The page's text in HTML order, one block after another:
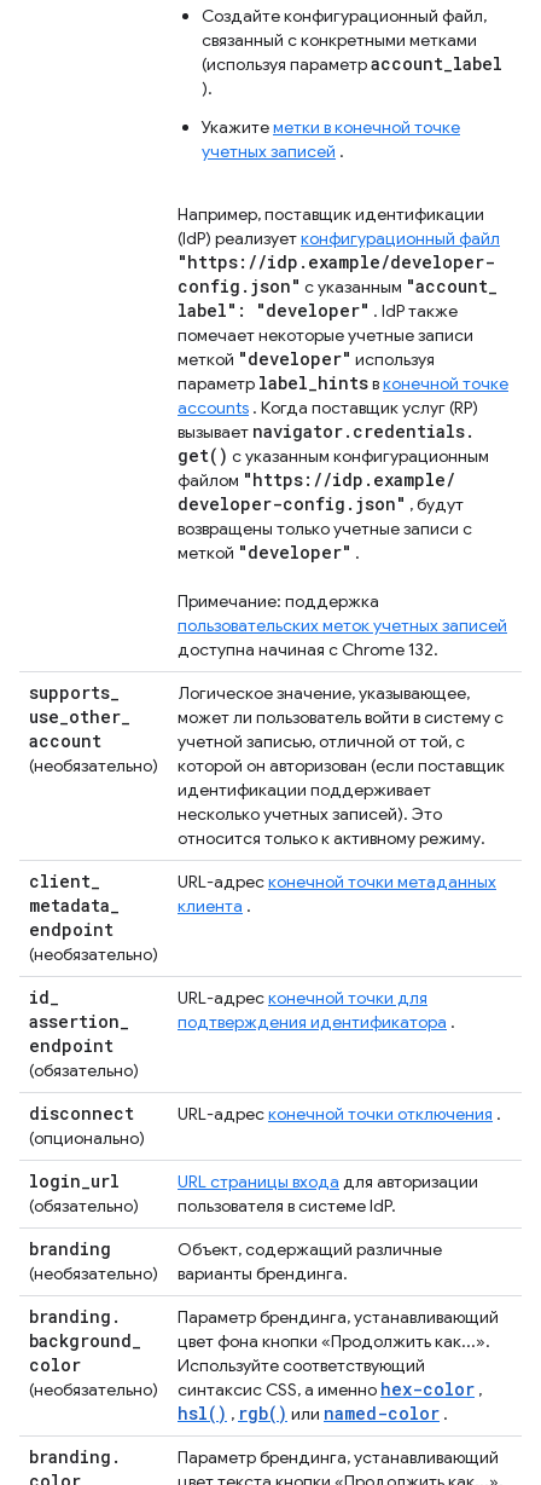
Создайте конфигурационный файл,
связанный с конкретными метками
(используя параметрaccount_label
).
Укажитеметки в конечной точке
учетных записей .
Например, поставщик идентификации
(IdP) реализуетконфигурационный файл
"https: //idp . example/developer-
config . json" с указанным "account_
label": "developer" . IdP также
помечает некоторые учетные записи
меткой "developer" используя
параметр label_hintsвконечной точке
accounts . Когда поставщик услуг (RP)
вызывает navigator. credentials.
get( ) с указанным конфигурационным
файлом "https: //idp . example/
developer-config . json" , будут
возвращены только учетные записи с
меткой "developer" .
Примечание: поддержка
пользовательских меток учетных записей
доступна начиная с Chrome 132.
supports_
use_other_
account
(необязательно)
Логическое значение, указывающее,
может ли пользователь войти в систему с
учетной записью, отличной от той, с
которой он авторизован (если поставщик
идентификации поддерживает
несколько учетных записей). Это
относится только к активному режиму.
client_
metadata_
endpoint
(необязательно)
URL-адресконечной точки метаданных
клиента .
id_
assertion_
endpoint
(обязательно)
URL-адресконечной точки для
подтверждения идентификатора .
disconnect
(опционально)
URL-адресконечной точки отключения .
login_url
(обязательно)
URL страницы входа для авторизации
пользователя в системе IdP.
branding
(необязательно)
Объект, содержащий различные
варианты брендинга.
branding .
background_
color
(необязательно)
Параметр брендинга, устанавливающий
цвет фона кнопки «Продолжить как...».
Используйте соответствующий
синтаксис CSS, а именно hex-color ,
hsl() , rgb() или named-color .
branding .
Параметр брендинга, устанавливающий